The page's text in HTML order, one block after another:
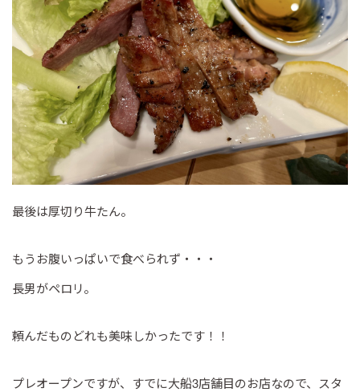
最後は厚切り牛たん。
もうお腹いっぱいで食べられず・・・
長男がペロリ。
頼んだものどれも美味しかったです！！
プレオープンですが、すでに大船3店舗目のお店なので、スタ